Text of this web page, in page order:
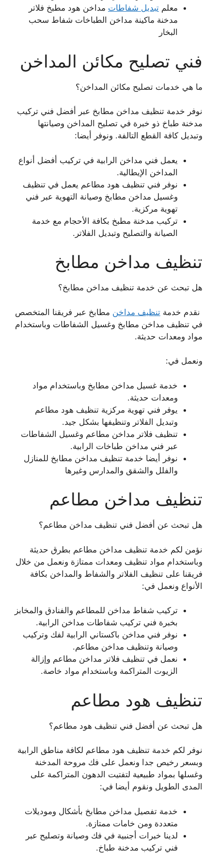
معلم تبديل شفاطات مداخن هود مطبخ فلاتر
مدخنة ماكينة مداخن الطباخات شفاط سحب
البخار
فني تصليح مكائن المداخن
ما هي خدمات تصليح مكائن المداخن؟
نوفر خدمة تنظيف مداخن مطابخ عبر أفضل فني تركيب
مدخنة طباخ ذو خبرة في تصليح المداخن وصيانتها
وتبديل كافة القطع التالفة. ونوفر أيضا:
يعمل فني مداخن الرابية في تركيب أفضل أنواع
المداخن الإيطالية.
نوفر فني تنظيف هود مطاعم يعمل في تنظيف
وغسيل مداخن مطابخ وصيانة التهوية عبر فني
تهوية مركزية.
تركيب مدخنة مطبخ بكافة الأحجام مع خدمة
الصيانة والتصليح وتبديل الفلاتر.
تنظيف مداخن مطابخ
هل تبحث عن خدمة تنظيف مداخن مطابخ؟
نقدم خدمة تنظيف مداخن مطابخ عبر فريقنا المتخصص
في تنظيف مداخن مطابخ وغسيل الشفاطات وباستخدام
مواد ومعدات حديثة.
ونعمل في:
خدمة غسيل مداخن مطابخ وباستخدام مواد
ومعدات حديثة.
يوفر فني تهوية مركزية تنظيف هود مطاعم
وتبديل الفلاتر وتنظيفها بشكل جيد.
تنظيف فلاتر مداخن مطاعم وغسيل الشفاطات
عبر فني مداخن طباخات الرابية.
نوفر أيضا خدمة تنظيف مداخن مطابخ للمنازل
والفلل والشقق والمدارس وغيرها
تنظيف مداخن مطاعم
هل تبحث عن أفضل فني تنظيف مداخن مطاعم؟
نؤمن لكم خدمة تنظيف مداخن مطاعم بطرق حديثة
وباستخدام مواد تنظيف ومعدات ممتازة ونعمل من خلال
فريقنا على تنظيف الفلاتر والشفاط والمداخن بكافة
الأنواع ونعمل في:
تركيب شفاط مداخن للمطاعم والفنادق والمخابز
بخبرة فني تركيب شفاطات مداخن الرابية.
نوفر فني مداخن باكستاني الرابية لفك وتركيب
وصيانة وتنظيف مداخن مطاعم.
نعمل في تنظيف فلاتر مداخن مطاعم وإزالة
الزيوت المتراكمة وباستخدام مواد خاصة.
تنظيف هود مطاعم
هل تبحث عن أفضل فني تنظيف هود مطاعم؟
نوفر لكم خدمة تنظيف هود مطاعم لكافة مناطق الرابية
وبسعر رخيص جدا ونعمل على فك مروحة المدخنة
وغسلها بمواد طبيعية لتفتيت الدهون المتراكمة على
المدى الطويل ونقوم أيضا في:
خدمة تفصيل مداخن مطابخ بأشكال وموديلات
متعددة ومن خامات ممتازة.
لدينا خبرات أجنبية في فك وصيانة وتصليح عبر
فني تركيب مدخنة طباخ.